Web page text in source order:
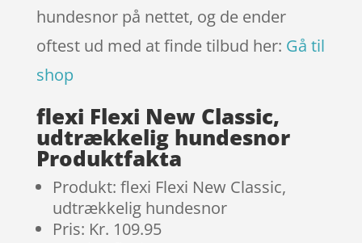
hundesnor på nettet, og de ender
oftest ud med at finde tilbud her: Gå til
shop
flexi Flexi New Classic,
udtrækkelig hundesnor
Produktfakta
Produkt: flexi Flexi New Classic,
udtrækkelig hundesnor
Pris: Kr. 109.95